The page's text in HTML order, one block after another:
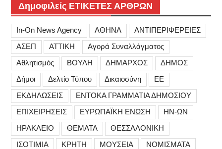
Δημοφιλείς ΕΤΙΚΕΤΕΣ ΑΡΘΡΩΝ
In-On News Agency ΑΘΗΝΑ
ΑΝΤΙΠΕΡΙΦΕΡΕΙΕΣ
ΑΣΕΠ
ΑΤΤΙΚΗ
Αγορά Συναλλάγματος
Αθλητισμός
ΒΟΥΛΗ ΔΗΜΑΡΧΟΣ
ΔΗΜΟΣ
Δήμοι
Δελτίο Τύπου Δικαιοσύνη
ΕΕ
ΕΚΔΗΛΩΣΕΙΣ
ΕΝΤΟΚΑ ΓΡΑΜΜΑΤΙΑ ΔΗΜΟΣΙΟΥ
ΕΠΙΧΕΙΡΗΣΕΙΣ
ΕΥΡΩΠΑΪΚΗ ΕΝΩΣΗ
ΗΝ-ΩΝ
ΗΡΑΚΛΕΙΟ
ΘΕΜΑΤΑ
ΘΕΣΣΑΛΟΝΙΚΗ
ΙΣΟΤΙΜΙΑ
ΚΡΗΤΗ ΜΟΥΣΕΙΑ
ΝΟΜΙΣΜΑΤΑ